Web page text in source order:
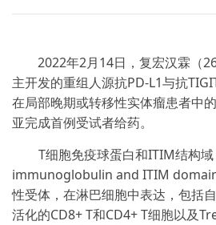
2022年2月14日，复宏汉霖（
主开发的重组人源抗PD-L1与抗
在局部晚期或转移性实体瘤患者中的
亚完成首例受试者给药。
T细胞免疫球蛋白和ITIM结构域
immunoglobulin and ITIM
性受体，在淋巴细胞中表达，包括
活化的CD8+ T和CD4+ T细胞以及